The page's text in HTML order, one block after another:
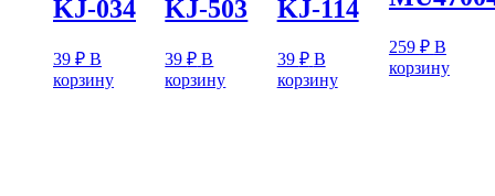
KJ-034
39 ₽ В
корзину
KJ-503
39₽ В
корзину
KJ-114
39 ₽ В
корзину
259 ₽ В
корзину